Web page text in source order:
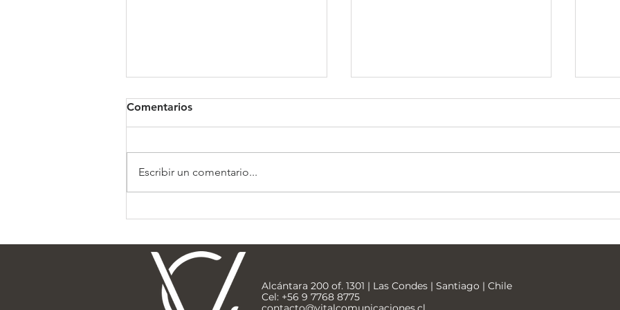
Clínica Somno
Comentarios
Escribir un comentario...
Alcántara 200 of. 1301 | Las Condes | Santiago | Chile
Cel: +56 9 7768 8775